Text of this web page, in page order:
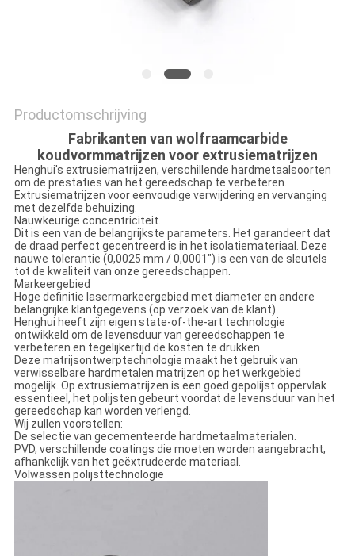
Productomschrijving
Fabrikanten van wolfraamcarbide
koudvormmatrijzen voor extrusiematrijzen
Henghui's extrusiematrijzen, verschillende hardmetaalsoorten
om de prestaties van het gereedschap te verbeteren.
Extrusiematrijzen voor eenvoudige verwijdering en vervanging
met dezelfde behuizing.
Nauwkeurige concentriciteit.
Dit is een van de belangrijkste parameters. Het garandeert dat
de draad perfect gecentreerd is in het isolatiemateriaal. Deze
nauwe tolerantie (0,0025 mm / 0,0001") is een van de sleutels
tot de kwaliteit van onze gereedschappen.
Markeergebied
Hoge definitie lasermarkeergebied met diameter en andere
belangrijke klantgegevens (op verzoek van de klant).
Henghui heeft zijn eigen state-of-the-art technologie
ontwikkeld om de levensduur van gereedschappen te
verbeteren en tegelijkertijd de kosten te drukken.
Deze matrijsontwerptechnologie maakt het gebruik van
verwisselbare hardmetalen matrijzen op het werkgebied
mogelijk. Op extrusiematrijzen is een goed gepolijst oppervlak
essentieel, het polijsten gebeurt voordat de levensduur van het
gereedschap kan worden verlengd.
Wij zullen voorstellen:
De selectie van gecementeerde hardmetaalmaterialen.
PVD, verschillende coatings die moeten worden aangebracht,
afhankelijk van het geëxtrudeerde materiaal.
Volwassen polijsttechnologie